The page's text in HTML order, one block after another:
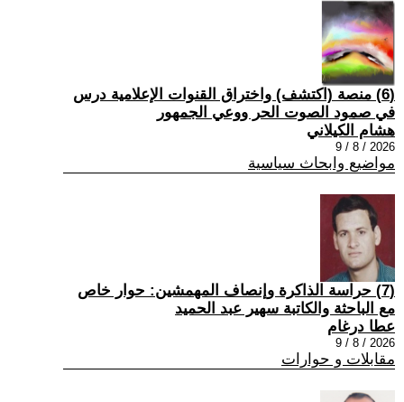
(6) منصة (اكتشف) واختراق القنوات الإعلامية درس
في صمود الصوت الحر ووعي الجمهور
هشام الكيلاني
2026 / 8 / 9
مواضيع وابحاث سياسية
(7) حراسة الذاكرة وإنصاف المهمشين: حوار خاص
مع الباحثة والكاتبة سهير عبد الحميد
عطا درغام
2026 / 8 / 9
مقابلات و حوارات